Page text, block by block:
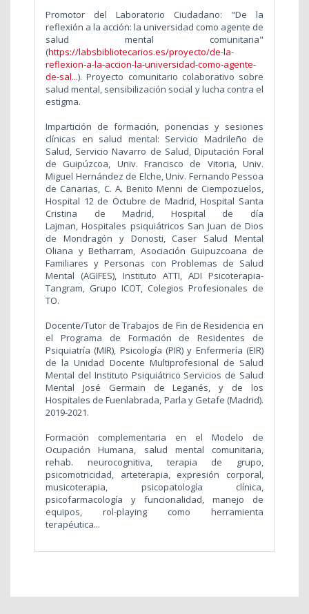
Promotor del Laboratorio Ciudadano: "De la
reflexión a la acción: la universidad como agente de
salud mental comunitaria"
(https://labsbibliotecarios.es/proyecto/de-la-
reflexion-a-la-accion-la-universidad-como-agente-
de-sal...). Proyecto comunitario colaborativo sobre
salud mental, sensibilización social y lucha contra el
estigma.
Impartición de formación, ponencias y sesiones
clínicas en salud mental: Servicio Madrileño de
Salud, Servicio Navarro de Salud, Diputación Foral
de Guipúzcoa, Univ. Francisco de Vitoria, Univ.
Miguel Hernández de Elche, Univ. Fernando Pessoa
de Canarias, C. A. Benito Menni de Ciempozuelos,
Hospital 12 de Octubre de Madrid, Hospital Santa
Cristina de Madrid, Hospital de día
Lajman, Hospitales psiquiátricos San Juan de Dios
de Mondragón y Donosti, Caser Salud Mental
Oliana y Betharram, Asociación Guipuzcoana de
Familiares y Personas con Problemas de Salud
Mental (AGIFES), Instituto ATTI, ADI Psicoterapia-
Tangram, Grupo ICOT, Colegios Profesionales de
TO.
Docente/Tutor de Trabajos de Fin de Residencia en
el Programa de Formación de Residentes de
Psiquiatría (MIR), Psicología (PIR) y Enfermería (EIR)
de la Unidad Docente Multiprofesional de Salud
Mental del Instituto Psiquiátrico Servicios de Salud
Mental José Germain de Leganés, y de los
Hospitales de Fuenlabrada, Parla y Getafe (Madrid).
2019-2021.
Formación complementaria en el Modelo de
Ocupación Humana, salud mental comunitaria,
rehab. neurocognitiva, terapia de grupo,
psicomotricidad, arteterapia, expresión corporal,
musicoterapia, psicopatología clínica,
psicofarmacología y funcionalidad, manejo de
equipos, rol-playing como herramienta
terapéutica...